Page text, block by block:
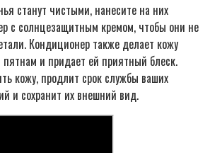
станут чистыми, нанесите на них
с солнцезащитным кремом, чтобы они не
Кондиционер также делает кожу
и придает ей приятный блеск.
кожу, продлит срок службы ваших
и сохранит их внешний вид.